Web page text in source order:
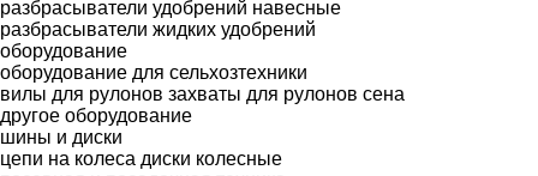
разбрасыватели удобрений навесные
разбрасыватели жидких удобрений
оборудование
оборудование для сельхозтехники
вилы для рулонов захваты для рулонов сена
другое оборудование
шины и диски
цепи на колеса диски колесные